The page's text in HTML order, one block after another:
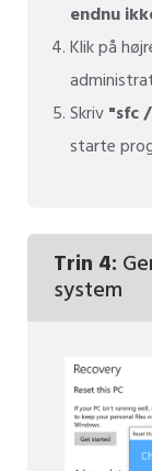
endnu
Klik på
Skriv"sfc
starte
Trin 4:
system